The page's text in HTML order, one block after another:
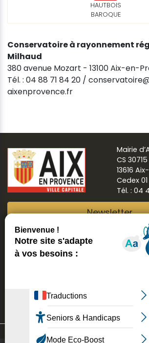
HAUTBOIS
BAROQUE
Conservatoire à rayonnement
Milhaud
380 avenue Mozart - 13100 Aix-en-
Tél. : 04 88 71 84 20 /
aixenprovence.fr
Mairie
CS 30715
13616
Cedex 01
Tél. : 04
Newsletter
Suivre Aix ma
Communication